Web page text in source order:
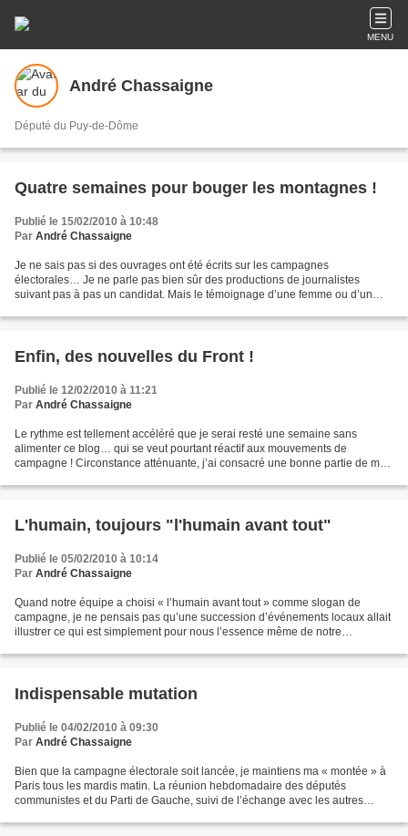
MENU
André Chassaigne
Député du Puy-de-Dôme
Quatre semaines pour bouger les montagnes !
Publié le 15/02/2010 à 10:48
Par André Chassaigne
Je ne sais pas si des ouvrages ont été écrits sur les campagnes
électorales… Je ne parle pas bien sûr des productions de journalistes
suivant pas à pas un candidat. Mais le témoignage d’une femme ou d’un
Enfin, des nouvelles du Front !
Publié le 12/02/2010 à 11:21
Par André Chassaigne
Le rythme est tellement accéléré que je serai resté une semaine sans
alimenter ce blog… qui se veut pourtant réactif aux mouvements de
campagne ! Circonstance atténuante, j’ai consacré une bonne partie de mon
L'humain, toujours "l'humain avant tout"
Publié le 05/02/2010 à 10:14
Par André Chassaigne
Quand notre équipe a choisi « l’humain avant tout » comme slogan de
campagne, je ne pensais pas qu’une succession d’événements locaux allait
illustrer ce qui est simplement pour nous l’essence même de notre
Indispensable mutation
Publié le 04/02/2010 à 09:30
Par André Chassaigne
Bien que la campagne électorale soit lancée, je maintiens ma « montée » à
Paris tous les mardis matin. La réunion hebdomadaire des députés
communistes et du Parti de Gauche, suivi de l’échange avec les autres